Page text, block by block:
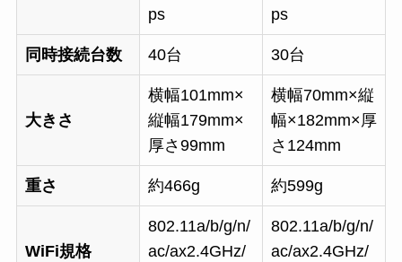
ps
ps
同時接続台数 40台 30台
大きさ
横幅101mm×
縦幅179mm×
厚さ99mm
横幅70mm×縦
幅×182mm×厚
さ124mm
重さ 約466g 約599g
WiFi規格
802.11a/b/g/n/
ac/ax2.4GHz/
802.11a/b/g/n/
ac/ax2.4GHz/